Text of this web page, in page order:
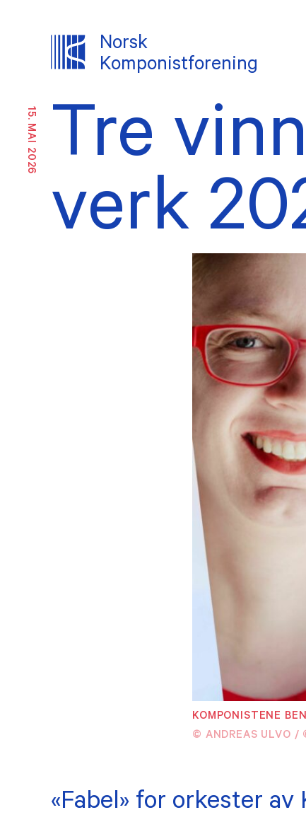
Norsk
Komponistforening
OM NKF
Ansatte
Høringer og innspill
Allianser og nettverk
Maj Sønstevold-prisen
Medlemsfordeler
Tre
verk
15. MAI 2026
KOMPONISTENE
© ANDREAS ULVO /
«Fabel» for orkester av